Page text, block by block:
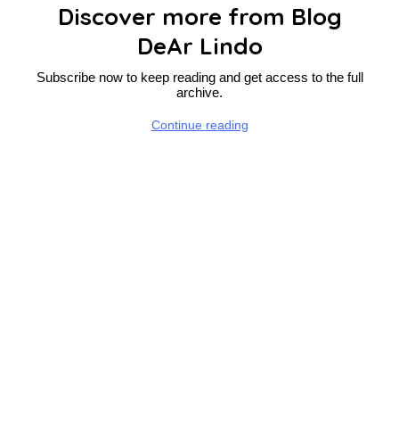
Discover more from Blog
DeAr Lindo
Subscribe now to keep reading and get access to the full
archive.
Continue reading